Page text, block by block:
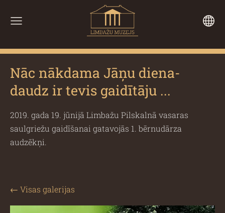
Nāc nākdama Jāņu diena-
daudz ir tevis gaidītāju ...
2019. gada 19. jūnijā Limbažu Pilskalnā vasaras
saulgriežu gaidīšanai gatavojās 1. bērnudārza
audzēkņi.
Visas galerijas